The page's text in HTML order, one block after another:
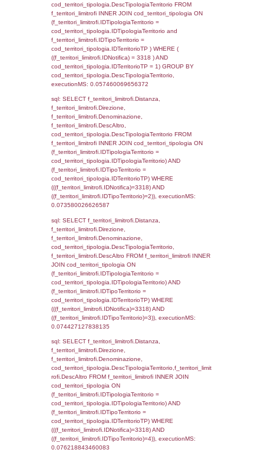
a1_stabilimento.IstComuneSL =
LEFT JOIN el_province AS el_province_1
a1_stabilimento.IstProvinciaSL =
el_province_1.IstProvincia) LEFT JOIN
el_regioni_1 ON
el_regioni_1.IstRegione where
executionMS: 0.00094294548034668
sql: SELECT a2p.Cognome, a2p.Nome
a2_ruolipersonale a2rp INNER JOIN
a2rp.IDPersonale = a2p.IDPersonale
(((a2p.IDNotifica)=3318) AND
executionMS: 0.0033190250396729
sql: SELECT a2p.Cognome, a2p.Nome
a2_ruolipersonale a2rp INNER JOIN
(((a2p.IDNotifica)=3318) AND
executionMS: 0.0024738311767578
sql: SELECT cod_ipa_aoo.des_amm,
d1_controlli.UntAmmTerr,
d1_controlli.Regione, d1_controlli.Provincia,
d1_controlli.Comune, d1_controlli.Via,
d1_controlli.Email, d1_controlli.Pec FROM
d1_controlli.UntAmmTerr where
executionMS: 0.031301975250244
sql: SELECT * FROM d2_autorizzazioni
IDNotifica=3318, executionMS:
sql: SELECT Ispezione, IDArticoloComma,
StatoIspezione,
'%d/%m/%Y') as DataApertura,